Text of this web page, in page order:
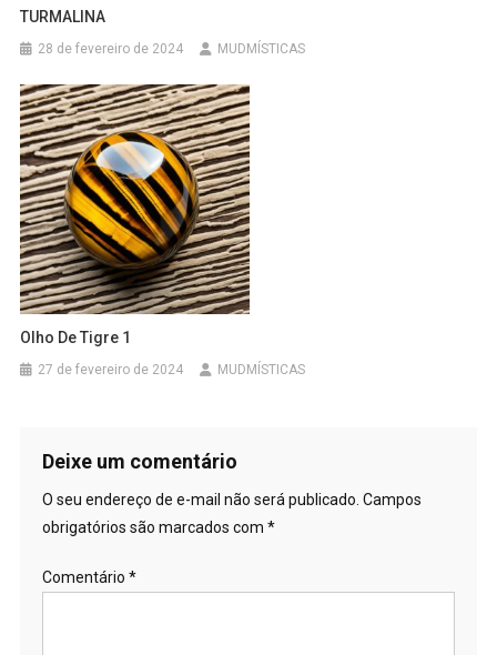
TURMALINA
28 de fevereiro de 2024 MUDMÍSTICAS
Olho De Tigre 1
27 de fevereiro de 2024 MUDMÍSTICAS
Deixe um comentário
O seu endereço de e-mail não será publicado. Campos
obrigatórios são marcados com *
Comentário *